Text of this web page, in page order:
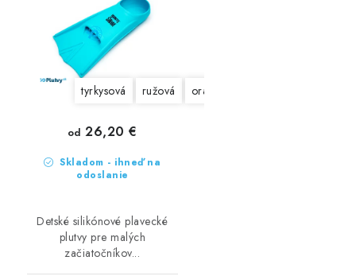
tyrkysová ružová oranžová
Skladom - ihneď na
odoslanie
od 26,20 €
Detské silikónové plavecké
plutvy pre malých
začiatočníkov...